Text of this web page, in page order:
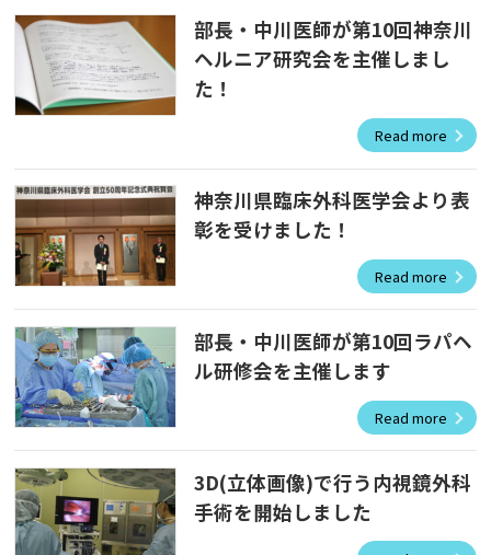
部長・中川医師が第10回神奈川
ヘルニア研究会を主催しまし
た！
Read more
神奈川県臨床外科医学会より表
彰を受けました！
Read more
部長・中川医師が第10回ラパヘ
ル研修会を主催します
Read more
3D(立体画像)で行う内視鏡外科
手術を開始しました